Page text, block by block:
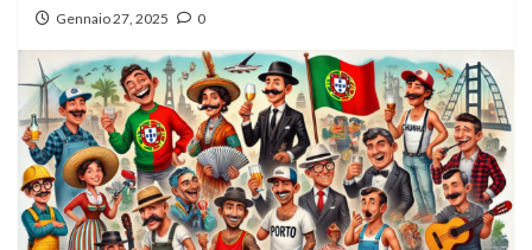
Gennaio 27, 2025 0